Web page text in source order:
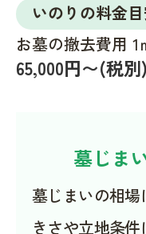
いのりの料金
お墓の撤去費用 1
65,000円〜(税別)
墓じま
墓じまいの相
きさや立地条件